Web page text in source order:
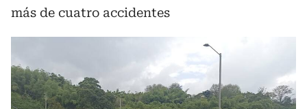
más de cuatro accidentes